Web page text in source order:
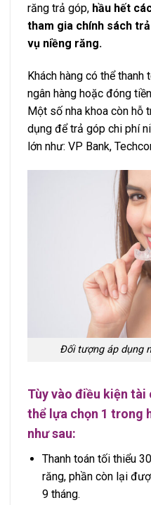
răng trả góp, hầu hết
tham gia chính sách
vụ niềng răng.
Khách hàng có thể
ngân hàng hoặc đóng
Một số nha khoa còn hỗ
dụng để trả góp chi phí
lớn như: VP Bank,
Đối tượng áp dụng
Tùy vào điều kiện tài
thể lựa chọn 1 trong
như sau:
Thanh toán tối thiểu
răng, phần còn lại
9 tháng.